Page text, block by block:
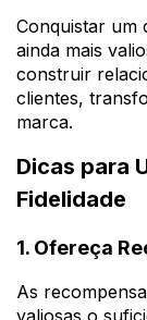
Conquistar um
ainda mais
construir
clientes,
marca.
Dicas para
Fidelidade
1. Ofereça
As
valiosas o